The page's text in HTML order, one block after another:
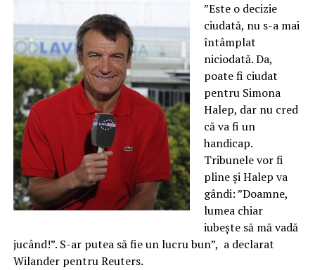
”Este o decizie
ciudată, nu s-a mai
întâmplat
niciodată. Da,
poate fi ciudat
pentru Simona
Halep, dar nu cred
că va fi un
handicap.
Tribunele vor fi
pline și Halep va
gândi: ”Doamne,
lumea chiar
iubește să mă vadă
jucând!”. S-ar putea să fie un lucru bun”, a declarat
Wilander pentru Reuters.